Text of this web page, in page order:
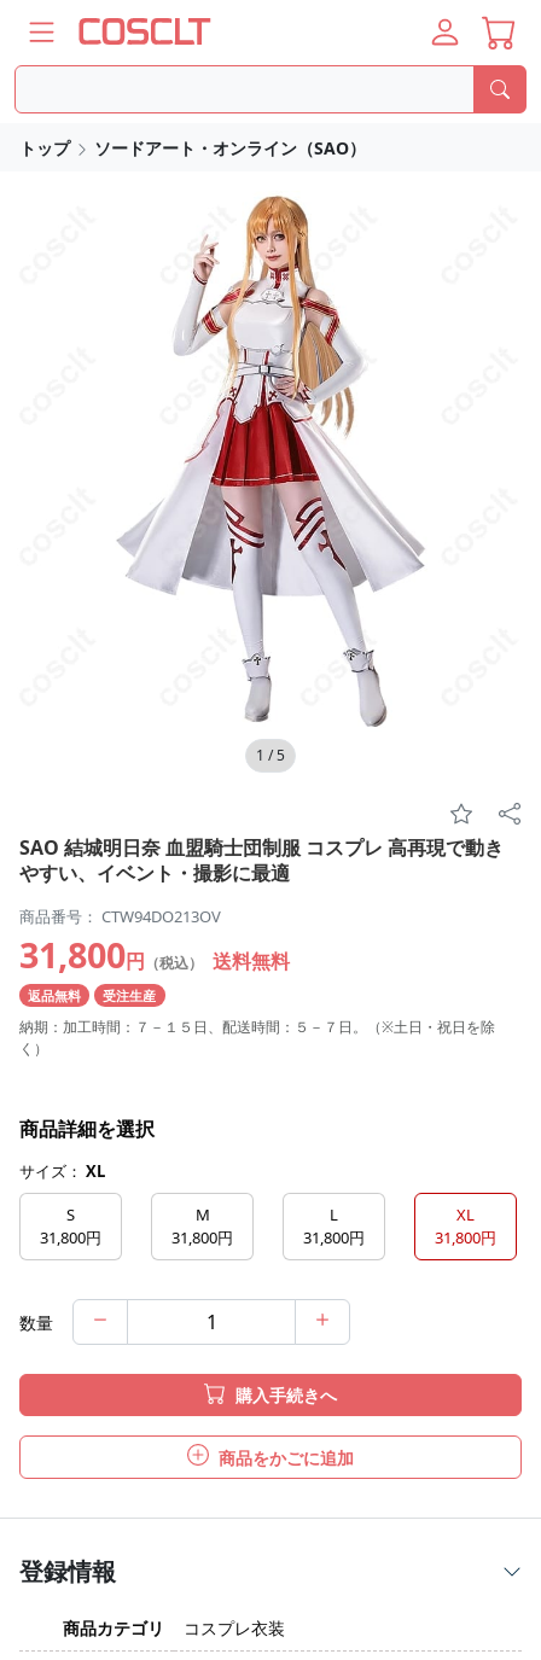
トップ ソードアート・オンライン（SAO）
1 /5
SAO 結城明日奈 血盟騎士団制服 コスプレ 高再現で動き
やすい、イベント・撮影に最適
商品番号： CTW94DO213OV
31,800円 （税込） 送料無料
返品無料 受注生産
納期：加工時間：７－１５日、配送時間：５－７日。（※土日・祝日を除
く）
商品詳細を選択
サイズ： XL
S
31,800円
M
31,800円
L
31,800円
XL
31,800円
数量
購入手続きへ
商品をかごに追加
登録情報
商品カテゴリ
コスプレ衣装